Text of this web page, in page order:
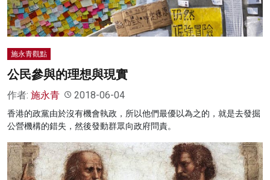
施永青觀點
公民參與的理想與現實
作者: 施永青 2018-06-04
香港的政黨由於沒有機會執政，所以他們最優以為之的，就是去發掘
公營機構的錯失，然後發動群眾向政府問責。